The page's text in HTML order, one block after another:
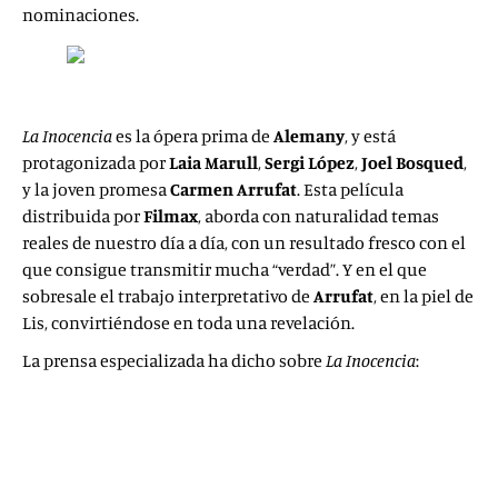
nominaciones.
La Inocenciaes la ópera prima deAlemany, y está
protagonizada porLaia Marull,Sergi López,Joel Bosqued,
y la joven promesaCarmen Arrufat. Esta película
distribuida porFilmax, aborda con naturalidad temas
reales de nuestro día a día, con un resultado fresco con el
que consigue transmitir mucha “verdad”. Y en el que
sobresale el trabajo interpretativo deArrufat, en la piel de
Lis, convirtiéndose en toda una revelación.
La prensa especializada ha dicho sobre La Inocencia: